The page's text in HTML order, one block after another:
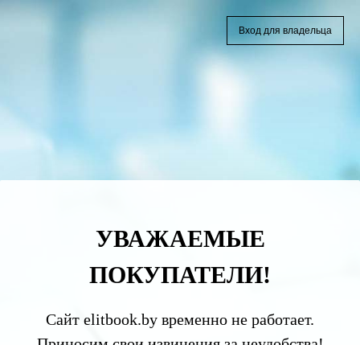
УВАЖАЕМЫЕ
ПОКУПАТЕЛИ!
Сайт elitbook.by временно не работает.
Вход для владельца